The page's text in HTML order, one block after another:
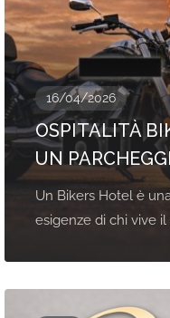
16/04/2026
OSPITALITÀ
UN
Un Bikers Hotel è
esigenze di chi vive il